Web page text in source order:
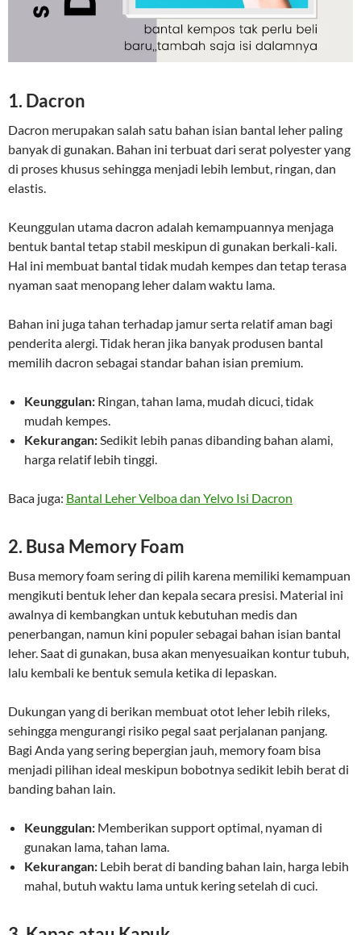
1. Dacron
Dacron merupakan salah satu bahan isian bantal leher paling
banyak di gunakan. Bahan ini terbuat dari serat polyester yang
di proses khusus sehingga menjadi lebih lembut, ringan, dan
elastis.
Keunggulan utama dacron adalah kemampuannya menjaga
bentuk bantal tetap stabil meskipun di gunakan berkali-kali.
Hal ini membuat bantal tidak mudah kempes dan tetap terasa
nyaman saat menopang leher dalam waktu lama.
Bahan ini juga tahan terhadap jamur serta relatif aman bagi
penderita alergi. Tidak heran jika banyak produsen bantal
memilih dacron sebagai standar bahan isian premium.
Keunggulan: Ringan, tahan lama, mudah dicuci, tidak
mudah kempes.
Kekurangan: Sedikit lebih panas dibanding bahan alami,
harga relatif lebih tinggi.
Baca juga: Bantal Leher Velboa dan Yelvo Isi Dacron
2. Busa Memory Foam
Busa memory foam sering di pilih karena memiliki kemampuan
mengikuti bentuk leher dan kepala secara presisi. Material ini
awalnya di kembangkan untuk kebutuhan medis dan
penerbangan, namun kini populer sebagai bahan isian bantal
leher. Saat di gunakan, busa akan menyesuaikan kontur tubuh,
lalu kembali ke bentuk semula ketika di lepaskan.
Dukungan yang di berikan membuat otot leher lebih rileks,
sehingga mengurangi risiko pegal saat perjalanan panjang.
Bagi Anda yang sering bepergian jauh, memory foam bisa
menjadi pilihan ideal meskipun bobotnya sedikit lebih berat di
banding bahan lain.
Keunggulan: Memberikan support optimal, nyaman di
gunakan lama, tahan lama.
Kekurangan: Lebih berat di banding bahan lain, harga lebih
mahal, butuh waktu lama untuk kering setelah di cuci.